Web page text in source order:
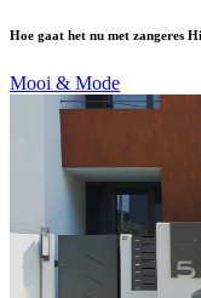
Hoe gaat het nu met zangeres
Mooi & Mode